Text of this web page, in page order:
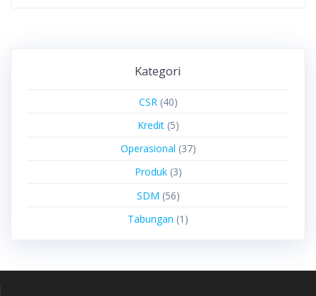
Kategori
CSR (40)
Kredit(5)
Operasional (37)
Produk(3)
SDM (56)
Tabungan (1)